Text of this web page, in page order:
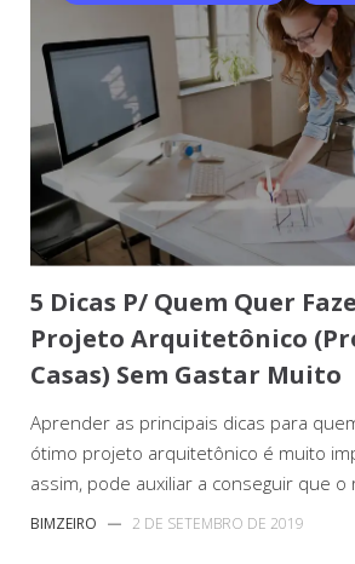
5 Dicas P/ Quem Quer
Projeto Arquitetônico
Casas) Sem Gastar Muito
Aprender as principais dicas para
ótimo projeto arquitetônico é muito
assim, pode auxiliar a conseguir que
BIMZEIRO — 2 DE SETEMBRO DE 2019